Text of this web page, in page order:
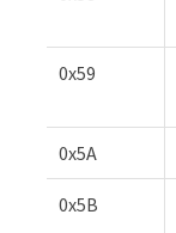
0x59
0x5A
0x5B